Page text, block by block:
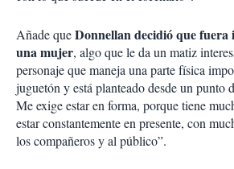
Añade queDonnellan decidió que
una mujer, algo que le da un matiz
personaje que maneja una parte física
juguetón y está planteado desde un punto
Me exige estar en forma, porque tiene
estar constantemente en presente, con
los compañeros y al público”.